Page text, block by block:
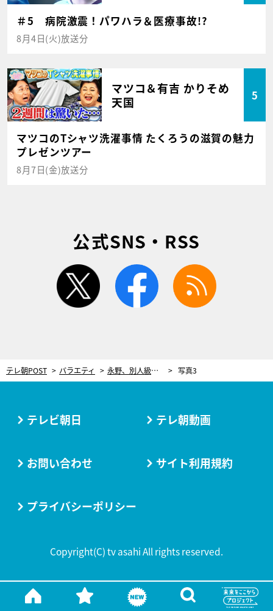
＃5 病院激震！パワハラ＆医療事故!?
8月4日(火)放送分
マツコ＆有吉 かりそめ
天国
5
マツコのTシャツ洗濯事情 たくろうの滋賀の魅力
プレゼンツアー
8月7日(金)放送分
公式SNS・RSS
twitter facebook
テレ朝POST バラエティ 永野、別人級の女装姿を披露！想像以上の仕上がりに同行者も仰天「本当にわからなかった」 写真3
テレビ朝日 テレ朝動画
お問い合わせ サイト利用規約
プライバシーポリシー
Copyright(C) tv asahi All rights reserved.